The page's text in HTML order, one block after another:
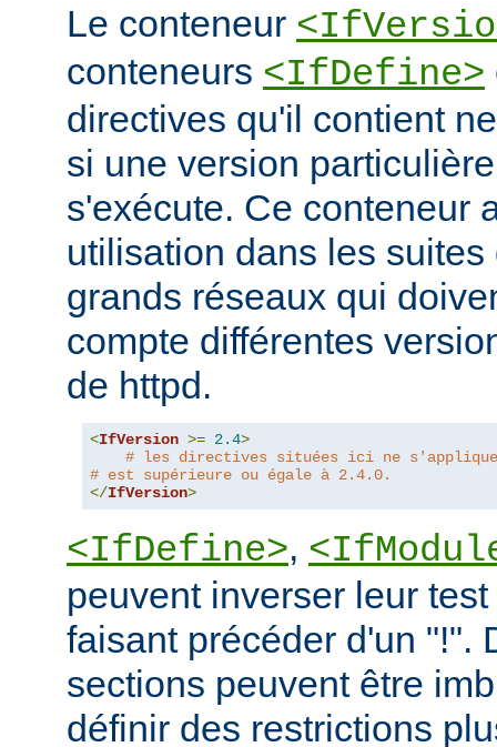
Le conteneur
conteneurs <IfDefine>
directives qu'il contient
si une version
s'exécute. Ce conteneur
utilisation dans les
grands réseaux qui
compte différentes
de httpd.
<IfVersion >= 2.4>
# les directives situées ici ne
# est supérieure ou égale à 2.4.0.
</IfVersion>
<IfDefine>,
peuvent inverser leur
faisant précéder d'un "!".
sections peuvent être
définir des restrictions